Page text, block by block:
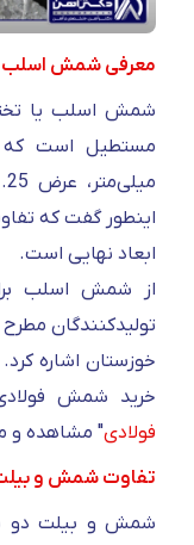
معرفی شمش اسلب
شمش اسلب یا
اینطور گفت که
ابعاد نهایی است.
از شمش اسلب
تولیدکنندگان
خوزستان اشاره
خرید شمش
فولادی" مشاهده و
تفاوت شمش و
شمش و بیلت دو